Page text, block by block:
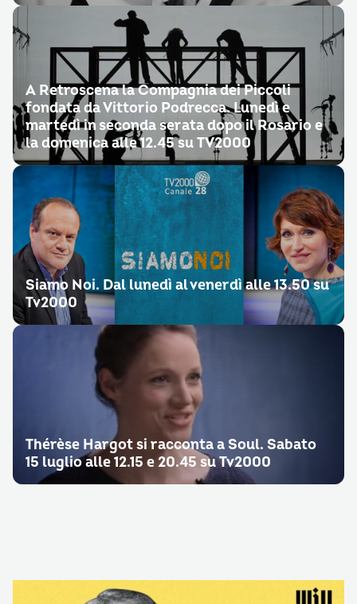
A Retroscena la Compagnia dei Piccoli
fondata da Vittorio Podrecca. Lunedì e
martedì in seconda serata dopo il Rosario e
la domenica alle 12.45 su TV2000
Siamo Noi. Dal lunedì al venerdì alle 13.50 su
Tv2000
Thérèse Hargot si racconta a Soul. Sabato
15 luglio alle 12.15 e 20.45 su Tv2000